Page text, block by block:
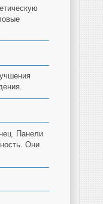
Панели
Они